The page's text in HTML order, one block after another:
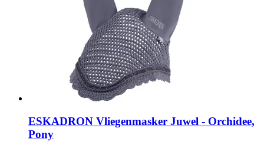
ESKADRON Vliegenmasker Juwel -​ Orchidee,
Pony